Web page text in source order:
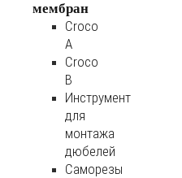
мембран
Croco
A
Croco
B
Инструмент
для
монтажа
дюбелей
Саморезы